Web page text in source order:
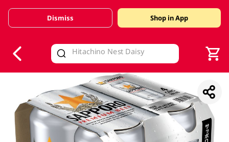
Valid Until 30 June 2026
Dismiss Shop in App